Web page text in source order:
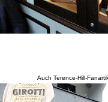
Auch Terence-Hill-